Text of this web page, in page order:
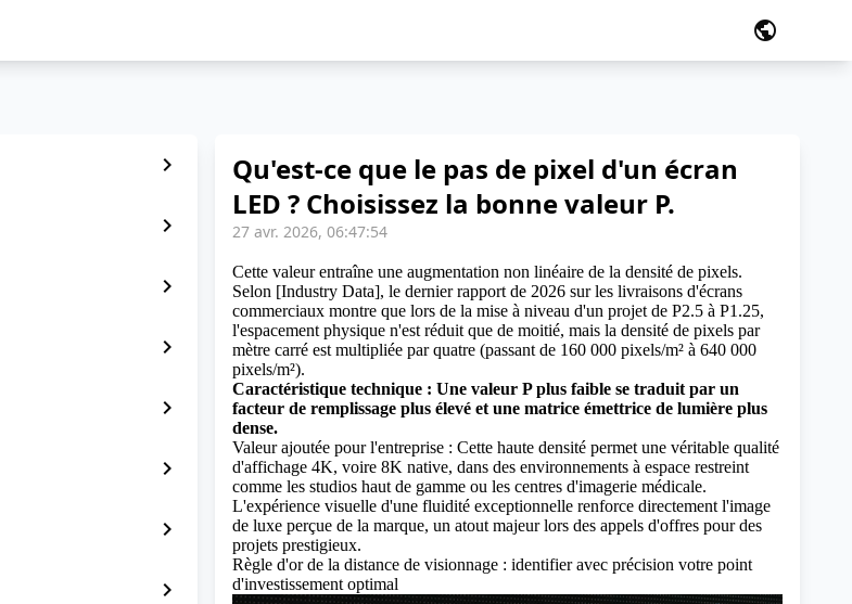
public
chevron_right
chevron_right
chevron_right
chevron_right
chevron_right
chevron_right
chevron_right
chevron_right
Qu'est-ce que le pas de pixel d'un écran
LED ? Choisissez la bonne valeur P.
27 avr. 2026, 06:47:54
Cette valeur entraîne une augmentation non linéaire de la densité de pixels.
Selon [Industry Data], le dernier rapport de 2026 sur les livraisons d'écrans
commerciaux montre que lors de la mise à niveau d'un projet de P2.5 à P1.25,
l'espacement physique n'est réduit que de moitié, mais la densité de pixels par
mètre carré est multipliée par quatre (passant de 160 000 pixels/m² à 640 000
pixels/m²).
Caractéristique technique : Une valeur P plus faible se traduit par un
facteur de remplissage plus élevé et une matrice émettrice de lumière plus
dense.
Valeur ajoutée pour l'entreprise : Cette haute densité permet une véritable qualité
d'affichage 4K, voire 8K native, dans des environnements à espace restreint
comme les studios haut de gamme ou les centres d'imagerie médicale.
L'expérience visuelle d'une fluidité exceptionnelle renforce directement l'image
de luxe perçue de la marque, un atout majeur lors des appels d'offres pour des
projets prestigieux.
Règle d'or de la distance de visionnage : identifier avec précision votre point
d'investissement optimal